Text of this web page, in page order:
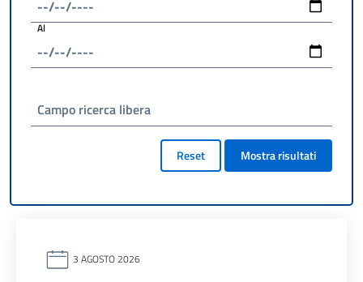
Al
Campo ricerca libera
Reset Mostra risultati
3 AGOSTO 2026